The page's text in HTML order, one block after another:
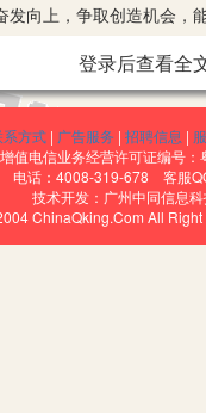
向上，争取创造机会，
校一日规范》切实落实
展《规范》背诵比赛
的方向发展。
先队结合本校实际，
房屋等经常地去自查
登录后查看全
系方式 | 广告服务 | 招聘信息 |
增值电信业务经营许可证编号
电话：4008-319-678 客服
技术开发：广州中同信息
ChinaQking.Com All